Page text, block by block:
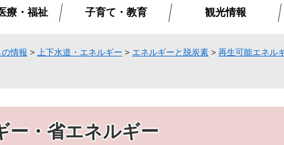
カ
検
索
療・福祉 子育て・教育 観光情報
の情報 > 上下水道・エネルギー > エネルギーと脱炭素 > 再生可能エネル
ー・省エネルギー